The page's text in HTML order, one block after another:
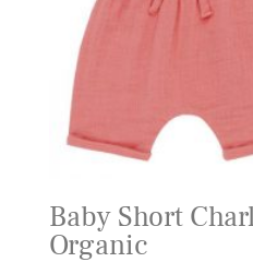
Baby Short
Organic